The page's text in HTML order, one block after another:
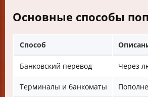
Основные способы
Способ
Банковский перевод Через
Терминалы и банкоматы